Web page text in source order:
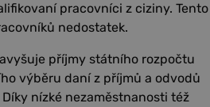
pracovníci z ciziny. Tento
nedostatek.
příjmy státního rozpočtu
výběru daní z příjmů a odvodů
nízké nezaměstnanosti též